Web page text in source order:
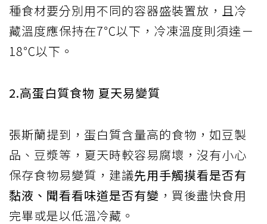
種食材要分別用不同的容器盛裝置放，且冷
藏溫度應保持在7℃以下，冷凍溫度則須達－
18℃以下。
2.高蛋白質食物 夏天易變質
張斯蘭提到，蛋白質含量高的食物，如豆製
品、豆漿等，夏天時較容易腐壞，沒有小心
保存食物易變質，建議先用手觸摸看是否有
黏液、聞看看味道是否有變 ，買後盡快食用
完畢或是以低溫冷藏。